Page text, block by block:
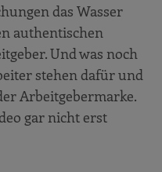
das Wasser
authentischen
Und was noch
stehen dafür und
Arbeitgebermarke.
gar nicht erst